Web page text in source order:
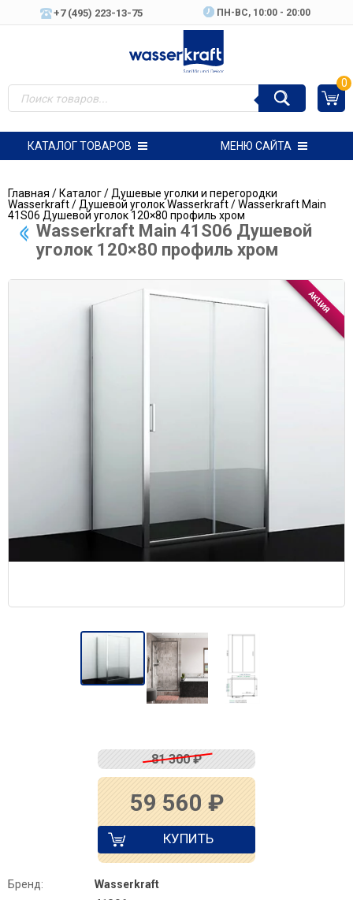
+7 (495) 223-13-75 ПН-ВC, 10:00 - 20:00
0
КАТАЛОГ ТОВАРОВ МЕНЮ САЙТА
Главная /Каталог/ Душевые уголки и перегородки
Wasserkraft/ Душевой уголок Wasserkraft/ Wasserkraft Main
41S06 Душевой уголок 120×80 профиль хром
Wasserkraft Main 41S06 Душевой
уголок 120×80 профиль хром
81 300₽
59 560 ₽
КУПИТЬ
Бренд:
Wasserkraft